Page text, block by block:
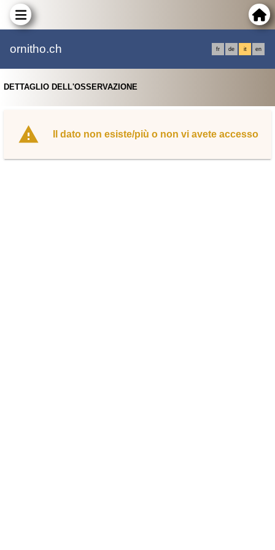
ornitho.ch fr de it en
DETTAGLIO DELL'OSSERVAZIONE
Il dato non esiste/più o non vi avete accesso